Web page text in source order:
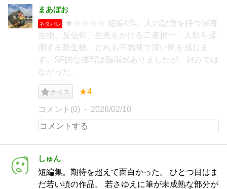
まあぼお
ネタバレ
★☆☆☆☆ 短編4作。人の記憶を持つ深海
生物、反信仰、生死をかける二者択一、人類を蹂
躙する新生物。どれも不気味で深い闇を感じま
す。SF的な描写は臨場感ありましたが、好みでは
なかった。
ナイス ★4
コメント(0) 2026/02/10
しゅん
短編集。期待を超えて面白かった。 ひとつ目はま
だ若い頃の作品。 若さゆえに筆が未成熟な部分が